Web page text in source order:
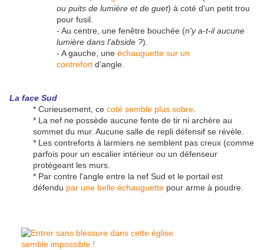
ou puits de lumière et de guet) à coté d'un petit trou
pour fusil.
- Au centre, une fenêtre bouchée (n'y a-t-il aucune
lumière dans l'abside ?).
- A gauche, une échauguette sur un
contrefort d'angle.
La face Sud
* Curieusement, ce coté semble plus sobre
* La nef ne possède aucune fente de tir ni archère au
sommet du mur. Aucune salle de repli défensif se révèle.
* Les contreforts à larmiers ne semblent pas creux (comme
parfois pour un escalier intérieur ou un défenseur
protégeant les murs.
* Par contre l'angle entre la nef Sud et le portail est
défendu par une belle échauguette pour arme à poudre.